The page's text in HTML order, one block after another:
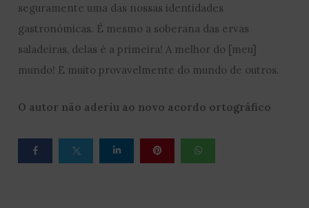
seguramente uma das nossas identidades
gastronómicas. É mesmo a soberana das ervas
saladeiras, delas é a primeira! A melhor do [meu]
mundo! E muito provavelmente do mundo de outros.
O autor não aderiu ao novo acordo ortográfico